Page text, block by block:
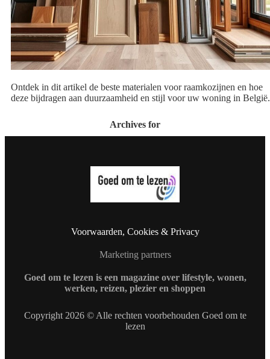
Ontdek in dit artikel de beste materialen voor raamkozijnen en hoe
deze bijdragen aan duurzaamheid en stijl voor uw woning in België.
Archives for
Voorwaarden, Cookies & Privacy
Marketing partners
Goed om te lezen is een magazine over lifestyle, wonen,
werken, reizen, plezier en shoppen
Copyright 2026 © Alle rechten voorbehouden Goed om te
lezen